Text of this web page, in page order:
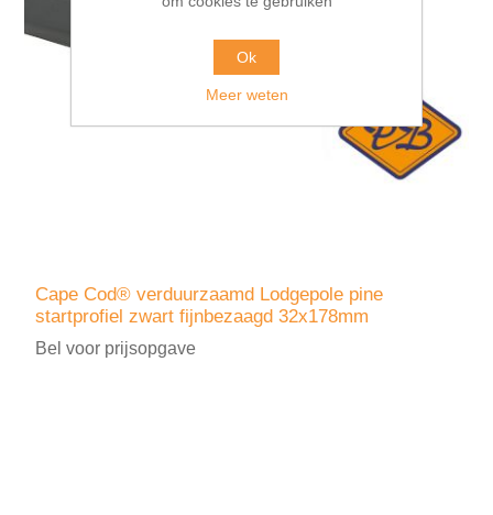
Cape Cod® verduurzaamd Lodgepole pine
startprofiel zwart fijnbezaagd 32x178mm
Bel voor prijsopgave
Ok
Meer weten